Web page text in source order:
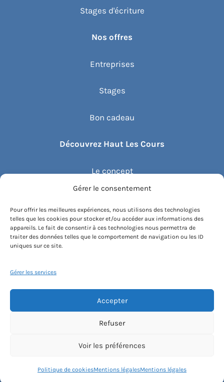
Gérer le consentement
Pour offrir les meilleures expériences, nous utilisons des technologies
telles que les cookies pour stocker et/ou accéder aux informations des
appareils. Le fait de consentir à ces technologies nous permettra de
traiter des données telles que le comportement de navigation ou les ID
uniques sur ce site.
Gérer les services
Accepter
Refuser
Voir les préférences
Politique de cookiesMentions légalesMentions légales
Stages d'écriture
Nos offres
Entreprises
Stages
Bon cadeau
Découvrez Haut Les Cours
Le concept
Blog
Conditions générales de vente
Mentions légales
Politique de cookies